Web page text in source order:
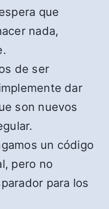
que
nada,
de ser
dar
son nuevos
un código
pero no
para los